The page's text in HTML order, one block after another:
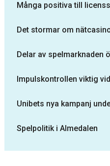
Många positiva till
Det stormar om
Delar av spelmarknaden
Impulskontrollen viktig
Unibets nya kampanj
Spelpolitik i Almedalen